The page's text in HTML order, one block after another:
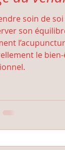
soin de
son
le